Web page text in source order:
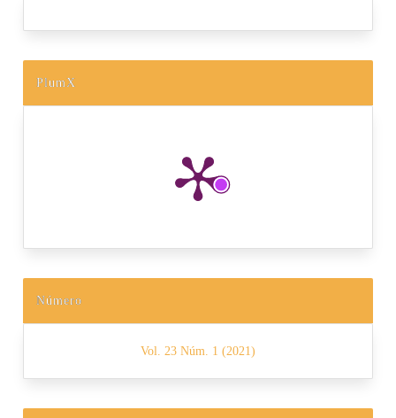
PlumX
Número
Vol. 23 Núm. 1 (2021)